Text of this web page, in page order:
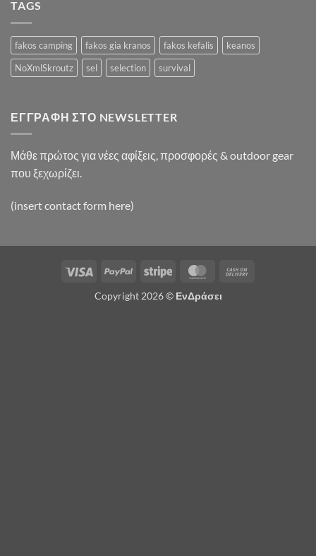
TAGS
fakos camping fakos gia kranos fakos kefalis
keanos
NoXmlSkroutz
sel selection survival
ΕΓΓΡΑΦΉ ΣΤΟ NEWSLETTER
Μάθε πρώτος για νέες αφίξεις, προσφορές & outdoor gear
που ξεχωρίζει.
(insert contact form here)
Visa PayPal Stripe MasterCard
Copyright 2026 © ΕνΔράσει